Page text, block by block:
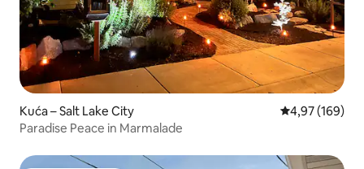
Kuća – Salt Lake City Prosječna
4,97 (169)
Paradise Peace in Marmalade